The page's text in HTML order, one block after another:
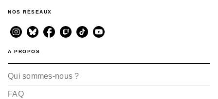
NOS RÉSEAUX
A PROPOS
Qui sommes-nous ?
FAQ